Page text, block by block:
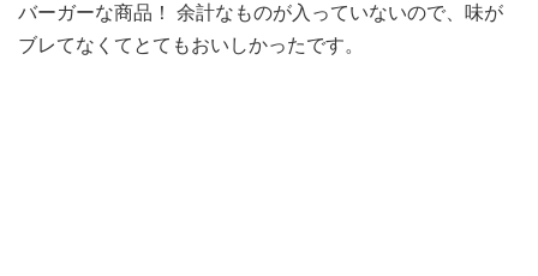
バーガーな商品！ 余計なものが入っていないので、味が
ブレてなくてとてもおいしかったです。